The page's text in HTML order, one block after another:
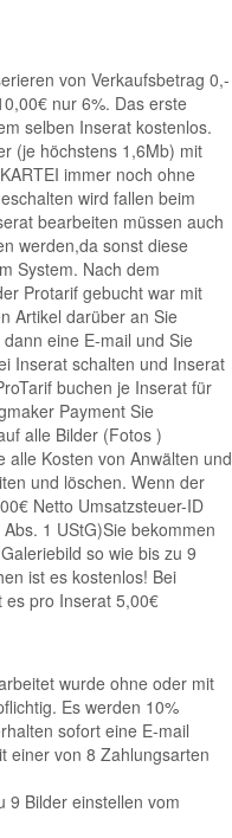
von Verkaufsbetrag 0,-
nur 6%. Das erste
selben Inserat kostenlos.
(je höchstens 1,6Mb) mit
immer noch ohne
wird fallen beim
bearbeiten müssen auch
werden,da sonst diese
System. Nach dem
Protarif gebucht war mit
Artikel darüber an Sie
eine E-mail und Sie
Inserat schalten und Inserat
buchen je Inserat für
Payment Sie
alle Bilder (Fotos )
alle Kosten von Anwälten und
und löschen. Wenn der
Netto Umsatzsteuer-ID
1 UStG)Sie bekommen
so wie bis zu 9
ist es kostenlos! Bei
pro Inserat 5,00€
wurde ohne oder mit
Es werden 10%
sofort eine E-mail
einer von 8 Zahlungsarten
9 Bilder einstellen vom